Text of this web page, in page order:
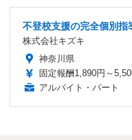
不登校支援の完全個別指
株式会社キズキ
神奈川県
固定報酬1,890円～
アルバイト・パート